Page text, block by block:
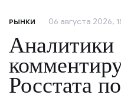
РЫНКИ 06 августа 2026,
Аналитики
Росстата